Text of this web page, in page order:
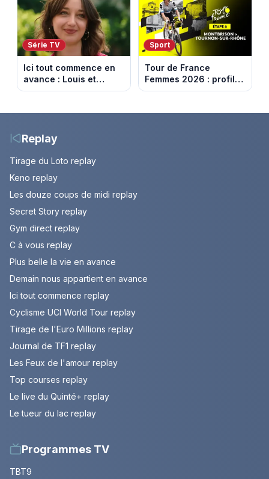
les années 80
Série TV
Ici tout commence en
avance : Louis et
Jasmine enfin en
août 2026 (spoiler)
Sport
Tour de France
Femmes 2026 : profil
et horaires de la 6e
Montbrison et
Replay
Tirage du Loto replay
Keno replay
Les douze coups de midi replay
Secret Story replay
Gym direct replay
C à vous replay
Plus belle la vie en avance
Demain nous appartient en avance
Ici tout commence replay
Cyclisme UCI World Tour replay
Tirage de l'Euro Millions replay
Journal de TF1 replay
Les Feux de l'amour replay
Top courses replay
Le live du Quinté+ replay
Le tueur du lac replay
Programmes TV
TBT9